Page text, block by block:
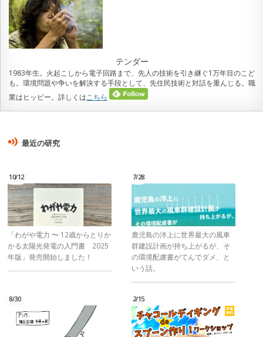
テンダー
1983年生。火起こしから電子回路まで、先人の技術を引き継ぐ1万年目のこど
も。環境問題や争いを解決する手段として、先住民技術と対話を重んじる。職
業はヒッピー。詳しくは こちら
最近の研究
10/12
「わがや電力 〜 12歳からとりか
かる太陽光発電の入門書 2025
年版」発売開始しました！
7/28
鹿児島の洋上に世界最大の風車
群建設計画が持ち上がるが、そ
の環境配慮書がてんでダメ、と
いう話。
8/30 2/15